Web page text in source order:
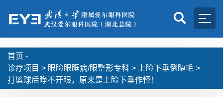
首页 -
诊疗项目 > 眼睑眼眶病/眼整形专科 > 上睑下垂倒睫毛 >
打篮球后睁不开眼，原来是上睑下垂作怪！